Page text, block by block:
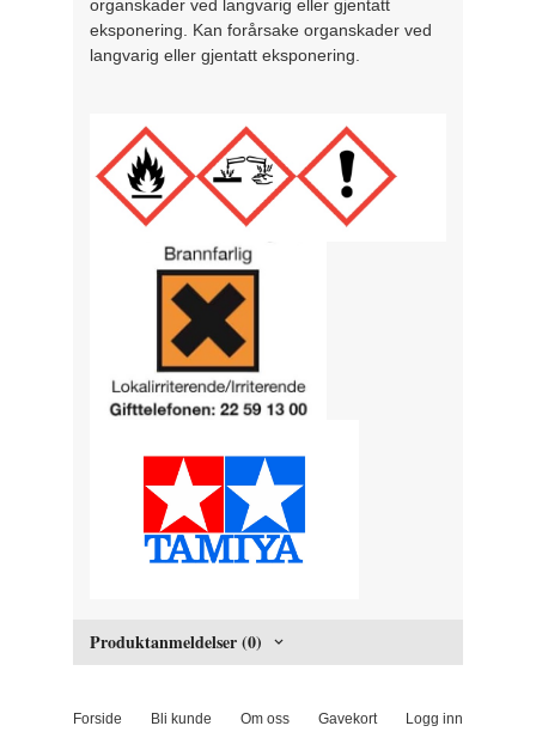
organskader ved langvarig eller gjentatt
eksponering. Kan forårsake organskader ved
langvarig eller gjentatt eksponering.
Produktanmeldelser (0)
Forside Bli kunde Om oss Gavekort Logg inn